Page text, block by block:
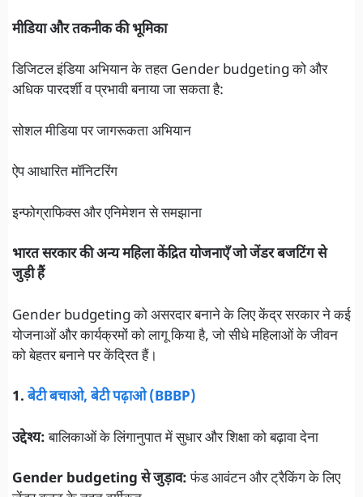
मीडिया और तकनीक की भूमिका
डिजिटल इंडिया अभियान के तहत Gender budgeting को और
अधिक पारदर्शी व प्रभावी बनाया जा सकता है:
सोशल मीडिया पर जागरूकता अभियान
ऐप आधारित मॉनिटरिंग
इन्फोग्राफिक्स और एनिमेशन से समझाना
भारत सरकार की अन्य महिला केंद्रित योजनाएँ जो जेंडर बजटिंग से
जुड़ी हैं
Gender budgeting को असरदार बनाने के लिए केंद्र सरकार ने कई
योजनाओं और कार्यक्रमों को लागू किया है, जो सीधे महिलाओं के जीवन
को बेहतर बनाने पर केंद्रित हैं।
1. बेटी बचाओ, बेटी पढ़ाओ (BBBP)
उद्देश्य:बालिकाओं के लिंगानुपात में सुधार और शिक्षा को बढ़ावा देना
Gender budgeting से जुड़ाव:फंड आवंटन और ट्रैकिंग के लिए